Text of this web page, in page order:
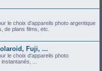
le choix d'appareils photo argentique
de plans films, etc.
Fuji, ...
le choix d'appareils photo
...